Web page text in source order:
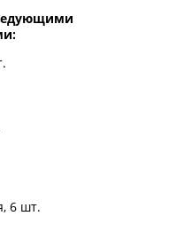
6 шт.